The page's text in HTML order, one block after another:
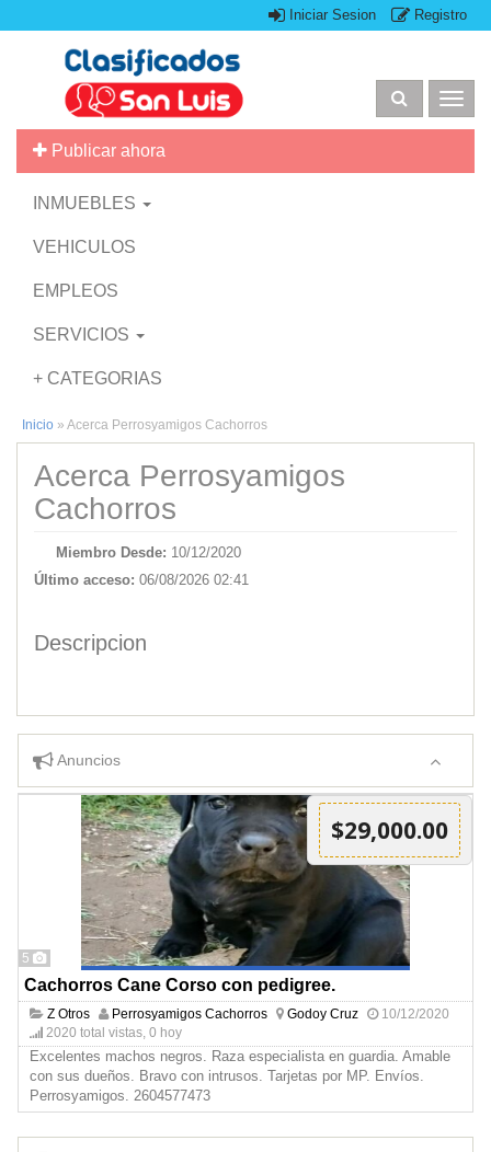
Iniciar Sesion Registro
Publicar ahora
INMUEBLES
VEHICULOS
EMPLEOS
SERVICIOS
+ CATEGORIAS
Inicio » Acerca Perrosyamigos Cachorros
Acerca Perrosyamigos
Cachorros
Miembro Desde: 10/12/2020
Último acceso: 06/08/2026 02:41
Descripcion
Anuncios
5
$29,000.00
Cachorros Cane Corso con pedigree.
Z Otros Perrosyamigos Cachorros Godoy Cruz
10/12/2020
2020 total vistas, 0 hoy
Excelentes machos negros. Raza especialista en guardia. Amable
con sus dueños. Bravo con intrusos. Tarjetas por MP. Envíos.
Perrosyamigos. 2604577473